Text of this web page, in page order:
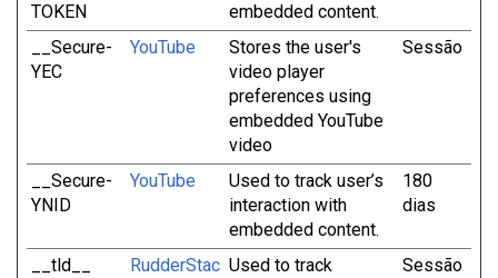
TOKEN
embedded content.
__Secure-
YEC
YouTube
Stores the user's
video player
preferences using
embedded YouTube
video
Sessão
__Secure-
YNID
YouTube
Used to track user’s
interaction with
embedded content.
180
dias
__tld__
RudderStac Used to track
Sessão